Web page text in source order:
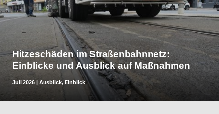
Hitzeschäden im Straßenbahnnetz:
Einblicke und Ausblick auf Maßnahmen
Juli 2026 | Ausblick, Einblick